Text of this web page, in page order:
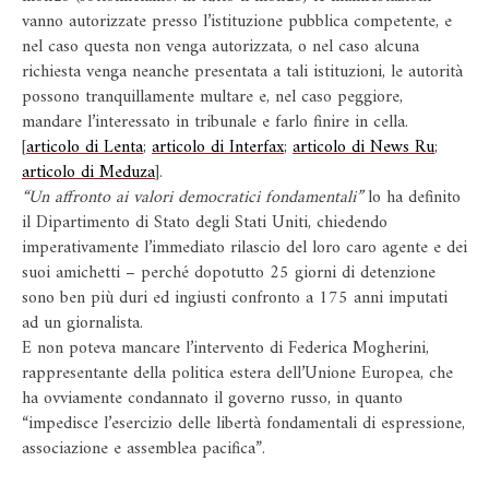
vanno autorizzate presso l’istituzione pubblica competente, e
nel caso questa non venga autorizzata, o nel caso alcuna
richiesta venga neanche presentata a tali istituzioni, le autorità
possono tranquillamente multare e, nel caso peggiore,
mandare l’interessato in tribunale e farlo finire in cella.
[articolo di Lenta; articolo di Interfax; articolo di News Ru;
articolo di Meduza].
“Un affronto ai valori democratici fondamentali”lo ha definito
il Dipartimento di Stato degli Stati Uniti, chiedendo
imperativamente l’immediato rilascio del loro caro agente e dei
suoi amichetti – perché dopotutto 25 giorni di detenzione
sono ben più duri ed ingiusti confronto a 175 anni imputati
ad un giornalista.
E non poteva mancare l’intervento di Federica Mogherini,
rappresentante della politica estera dell’Unione Europea, che
ha ovviamente condannato il governo russo, in quanto
“impedisce l’esercizio delle libertà fondamentali di espressione,
associazione e assemblea pacifica”.